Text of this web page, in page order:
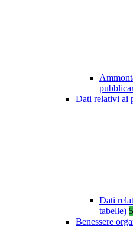
Dati relativi ai
Dati
tabelle) 5
Benessere